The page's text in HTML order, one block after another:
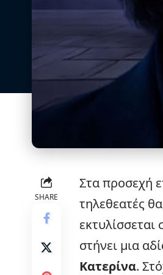
SHARE
Στα προσεχή
τηλεθεατές
εκτυλίσσεται
στήνει μια
Κατερίνα.